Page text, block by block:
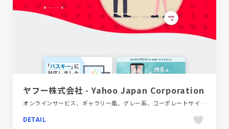
ヤフー株式会社 - Yahoo Japan Corporation
オンラインサービス、ギャラリー風、グレー系、コーポレートサイト、シンプル、スクロールエフェクト、テクノロジー・サイエンス、ポップ、レッド系
DETAIL